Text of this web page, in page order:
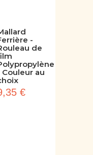
-
de
Couleur au